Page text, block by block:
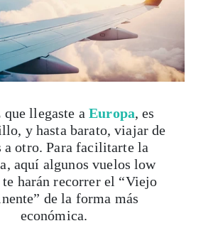
que llegaste aEuropa, es
y hasta barato, viajar de
a otro. Para facilitarte la
aquí algunos vuelos low
te harán recorrer el “Viejo
de la forma más
económica.